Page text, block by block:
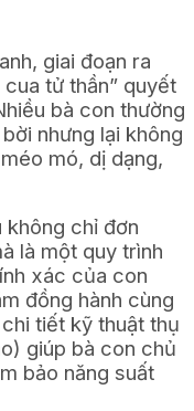
giai đoạn ra
tử thần” quyết
bà con thường
nhưng lại không
mó, dị dạng,
không chỉ đơn
là một quy trình
xác của con
đồng hành cùng
tiết kỹ thuật thụ
giúp bà con chủ
bảo năng suất